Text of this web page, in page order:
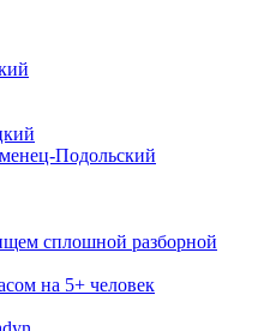
Подольский
сплошной разборной
на 5+ человек